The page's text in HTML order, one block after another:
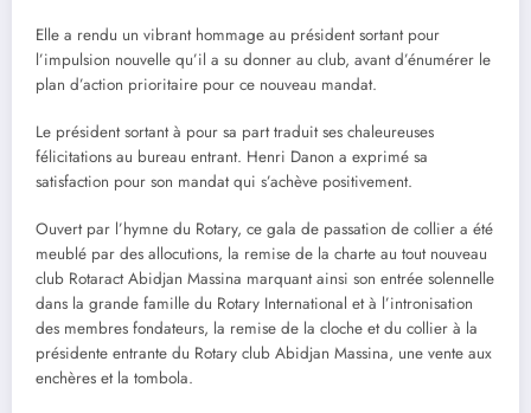
Elle a rendu un vibrant hommage au président sortant pour
l’impulsion nouvelle qu’il a su donner au club, avant d’énumérer le
plan d’action prioritaire pour ce nouveau mandat.
Le président sortant à pour sa part traduit ses chaleureuses
félicitations au bureau entrant. Henri Danon a exprimé sa
satisfaction pour son mandat qui s’achève positivement.
Ouvert par l’hymne du Rotary, ce gala de passation de collier a été
meublé par des allocutions, la remise de la charte au tout nouveau
club Rotaract Abidjan Massina marquant ainsi son entrée solennelle
dans la grande famille du Rotary International et à l’intronisation
des membres fondateurs, la remise de la cloche et du collier à la
présidente entrante du Rotary club Abidjan Massina, une vente aux
enchères et la tombola.